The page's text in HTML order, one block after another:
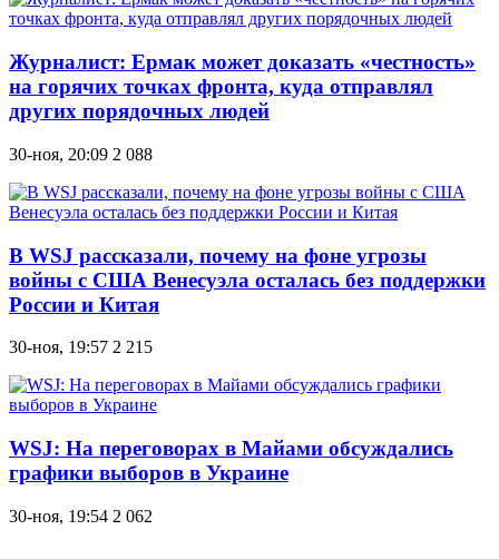
Журналист: Ермак может доказать «честность»
на горячих точках фронта, куда отправлял
других порядочных людей
30-ноя, 20:09 2 088
В WSJ рассказали, почему на фоне угрозы
войны с США Венесуэла осталась без поддержки
России и Китая
30-ноя, 19:57 2 215
WSJ: На переговорах в Майами обсуждались
графики выборов в Украине
30-ноя, 19:54 2 062